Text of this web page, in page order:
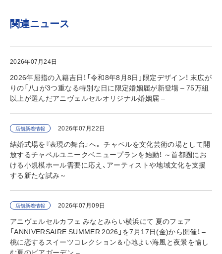
関連ニュース
2026年07月24日
2026年屈指の入籍吉日！「令和8年8月8日」限定デザイン！ 末広が
りの「八」が3つ重なる特別な日に限定婚姻届が新登場 – 75万組
以上が選んだアニヴェルセルオリジナル婚姻届 –
店舗新着情報 2026年07月22日
結婚式場を『表現の舞台』へ。 チャペルを文化芸術の場として開
放するチャペルユニークベニュープランを始動！ ～首都圏にお
ける小規模ホール需要に応え、アーティストや地域文化を支援
する新たな試み～
店舗新着情報 2026年07月09日
アニヴェルセルカフェ みなとみらい横浜にて 夏のフェア
「ANNIVERSAIRE SUMMER 2026」を7月17日(金)から開催！ –
桃に恋するスイーツコレクション＆心地よい海風と夜景を愉し